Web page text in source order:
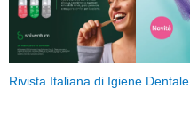
Rivista Italiana di Igiene Dentale